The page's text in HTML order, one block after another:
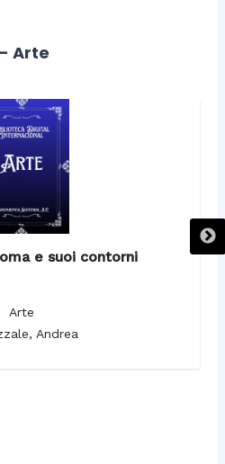
Arte
e suoi contorni
Arte
Andrea